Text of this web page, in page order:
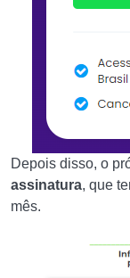
Depois disso, o
assinatura, que
mês.